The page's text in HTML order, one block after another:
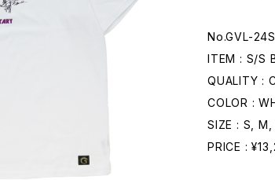
No.GVL-
ITEM : S/S
QUALITY :
COLOR :
SIZE : S, M,
PRICE :